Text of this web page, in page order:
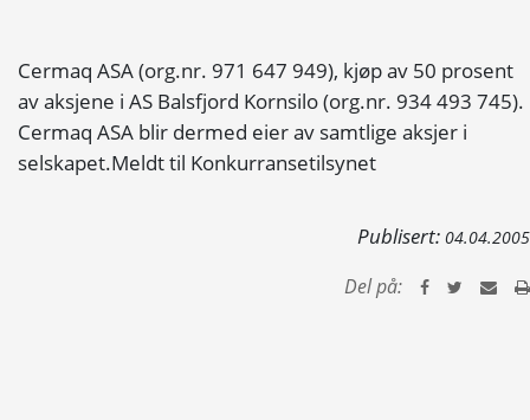
Cermaq ASA (org.nr. 971 647 949), kjøp av 50 prosent
av aksjene i AS Balsfjord Kornsilo (org.nr. 934 493 745).
Cermaq ASA blir dermed eier av samtlige aksjer i
selskapet.Meldt til Konkurransetilsynet
Publisert: 04.04.2005
Del på: